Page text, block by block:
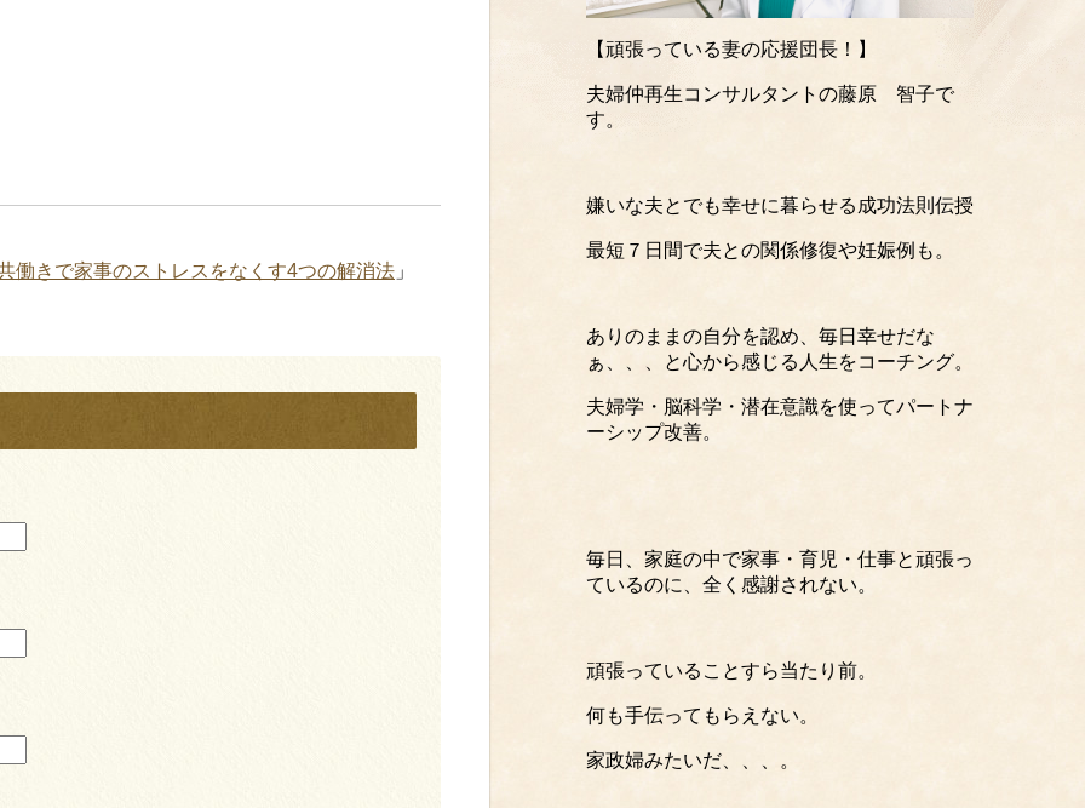
働きで家事のストレスをなくす4つの解消法 」
【頑張っている妻の応援団長！】
夫婦仲再生コンサルタントの藤原 智子で
す。
嫌いな夫とでも幸せに暮らせる成功法則伝授
最短７日間で夫との関係修復や妊娠例も。
ありのままの自分を認め、毎日幸せだな
ぁ、、、と心から感じる人生をコーチング。
夫婦学・脳科学・潜在意識を使ってパートナ
ーシップ改善。
毎日、家庭の中で家事・育児・仕事と頑張っ
ているのに、全く感謝されない。
頑張っていることすら当たり前。
何も手伝ってもらえない。
家政婦みたいだ、、、。